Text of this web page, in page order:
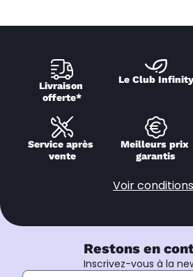
Livraison
offerte*
Le Club Infinity
Service après
vente
Meilleurs prix
garantis
Voir
Restons en
Inscrivez-vous à la